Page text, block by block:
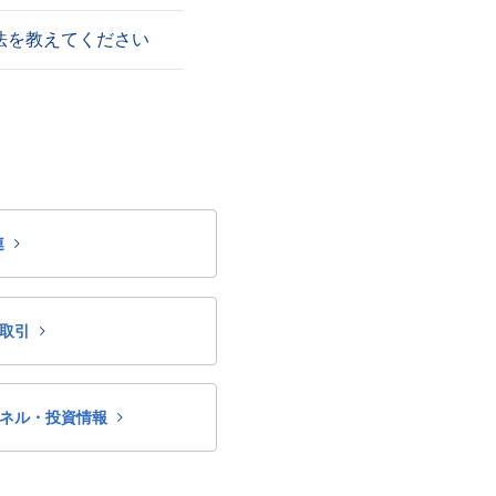
を教えてください
引
ル・投資情報